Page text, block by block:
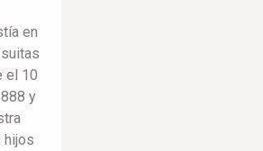
en
el 10
y
hijos